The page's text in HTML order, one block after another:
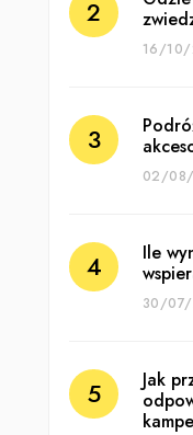
16/
02/
Ile
30/
Jak